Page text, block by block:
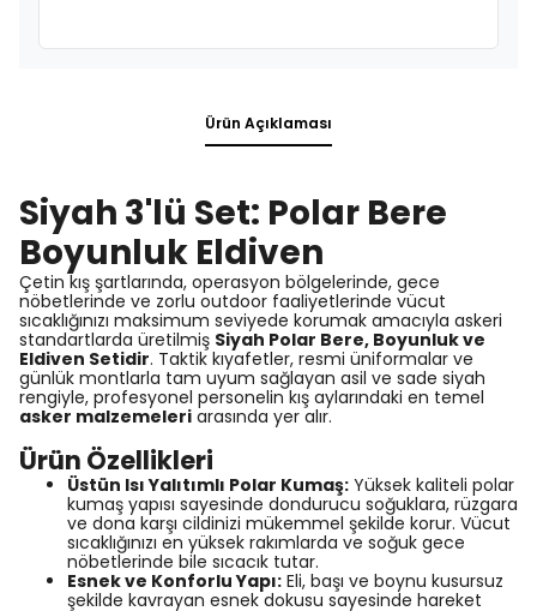
Ürün Açıklaması
Siyah 3'lü Set: Polar Bere
Boyunluk Eldiven
Çetin kış şartlarında, operasyon bölgelerinde, gece
nöbetlerinde ve zorlu outdoor faaliyetlerinde vücut
sıcaklığınızı maksimum seviyede korumak amacıyla askeri
standartlarda üretilmiş Siyah Polar Bere, Boyunluk ve
Eldiven Setidir. Taktik kıyafetler, resmi üniformalar ve
günlük montlarla tam uyum sağlayan asil ve sade siyah
rengiyle, profesyonel personelin kış aylarındaki en temel
asker malzemeleri arasında yer alır.
Ürün Özellikleri
Üstün Isı Yalıtımlı Polar Kumaş: Yüksek kaliteli polar
kumaş yapısı sayesinde dondurucu soğuklara, rüzgara
ve dona karşı cildinizi mükemmel şekilde korur. Vücut
sıcaklığınızı en yüksek rakımlarda ve soğuk gece
nöbetlerinde bile sıcacık tutar.
Esnek ve Konforlu Yapı: Eli, başı ve boynu kusursuz
şekilde kavrayan esnek dokusu sayesinde hareket